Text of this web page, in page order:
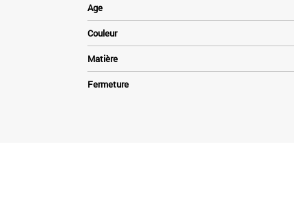
Age
Couleur
Matière
Fermeture